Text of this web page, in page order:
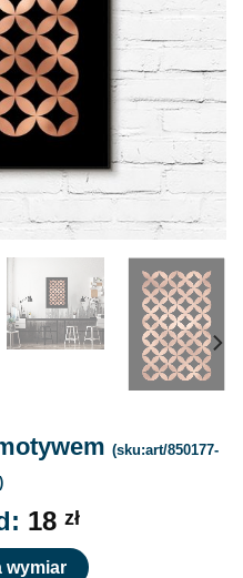
(sku:art/850177-
18 zł
wymiar